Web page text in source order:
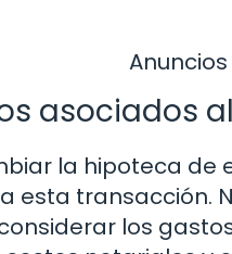
Anuncios
asociados
la hipoteca de
esta transacción.
los